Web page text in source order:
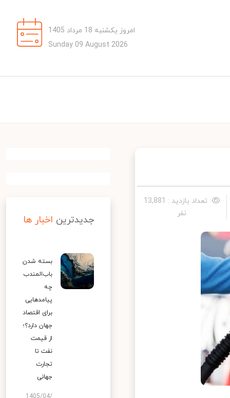
امروز یکشنبه 18 مرداد 1405
Sunday 09 August 2026
تعداد بازدید : 13,881
نفر
جدیدترین اخبار ها
بسته شدن
باب‌المندب
چه
پیامدهایی
برای اقتصاد
جهان دارد؟؛
از قیمت
نفت تا
تجارت
جهانی